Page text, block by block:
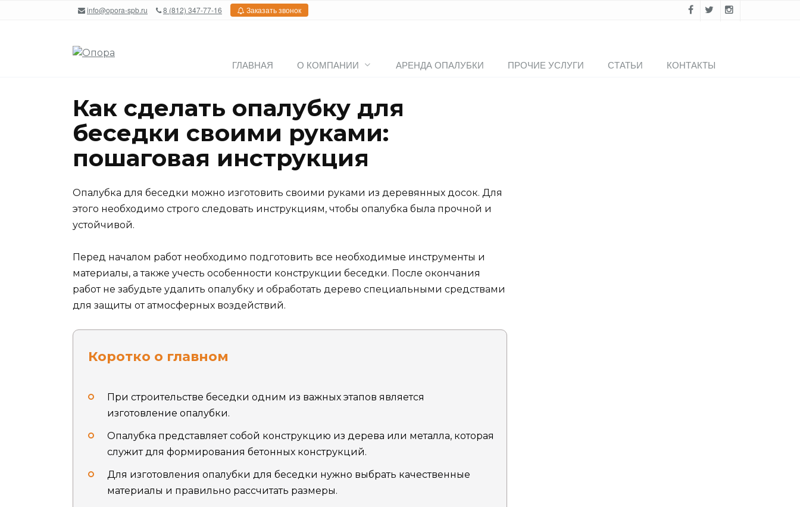
info@opora-spb.ru 8 (812) 347-77-16 Заказать звонок
ГЛАВНАЯ О КОМПАНИИ АРЕНДА ОПАЛУБКИ ПРОЧИЕ УСЛУГИ СТАТЬИ КОНТАКТЫ
Как сделать опалубку для
беседки своими руками:
пошаговая инструкция
Опалубка для беседки можно изготовить своими руками из деревянных досок. Для
этого необходимо строго следовать инструкциям, чтобы опалубка была прочной и
устойчивой.
Перед началом работ необходимо подготовить все необходимые инструменты и
материалы, а также учесть особенности конструкции беседки. После окончания
работ не забудьте удалить опалубку и обработать дерево специальными средствами
для защиты от атмосферных воздействий.
Коротко о главном
При строительстве беседки одним из важных этапов является
изготовление опалубки.
Опалубка представляет собой конструкцию из дерева или металла, которая
служит для формирования бетонных конструкций.
Для изготовления опалубки для беседки нужно выбрать качественные
материалы и правильно рассчитать размеры.